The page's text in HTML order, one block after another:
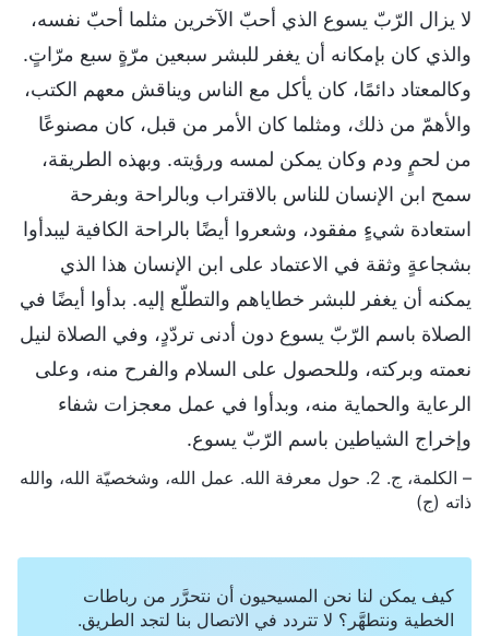
لا يزال الرّبّ يسوع الذي أحبّ الآخرين مثلما أحبّ نفسه،
والذي كان بإمكانه أن يغفر للبشر سبعين مرّةٍ سبع مرّاتٍ.
وكالمعتاد دائمًا، كان يأكل مع الناس ويناقش معهم الكتب،
والأهمّ من ذلك، ومثلما كان الأمر من قبل، كان مصنوعًا
من لحمٍ ودم وكان يمكن لمسه ورؤيته. وبهذه الطريقة،
سمح ابن الإنسان للناس بالاقتراب وبالراحة وبفرحة
استعادة شيءٍ مفقود، وشعروا أيضًا بالراحة الكافية ليبدأوا
بشجاعةٍ وثقة في الاعتماد على ابن الإنسان هذا الذي
يمكنه أن يغفر للبشر خطاياهم والتطلّع إليه. بدأوا أيضًا في
الصلاة باسم الرّبّ يسوع دون أدنى تردّدٍ، وفي الصلاة لنيل
نعمته وبركته، وللحصول على السلام والفرح منه، وعلى
الرعاية والحماية منه، وبدأوا في عمل معجزات شفاء
وإخراج الشياطين باسم الرّبّ يسوع.
– الكلمة، ج. 2. حول معرفة الله. عمل الله، وشخصيّة الله، والله
ذاته (ج)
كيف يمكن لنا نحن المسيحيون أن نتحرَّر من رباطات
الخطية ونتطهَّر؟ لا تتردد في الاتصال بنا لتجد الطريق.